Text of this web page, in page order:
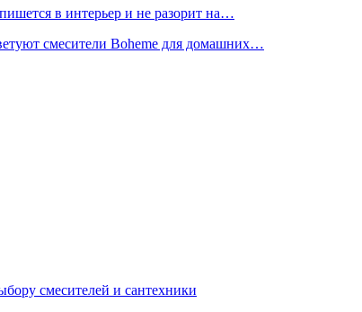
в интерьер и не разорит на…
смесители Boheme для домашних…
смесителей и сантехники